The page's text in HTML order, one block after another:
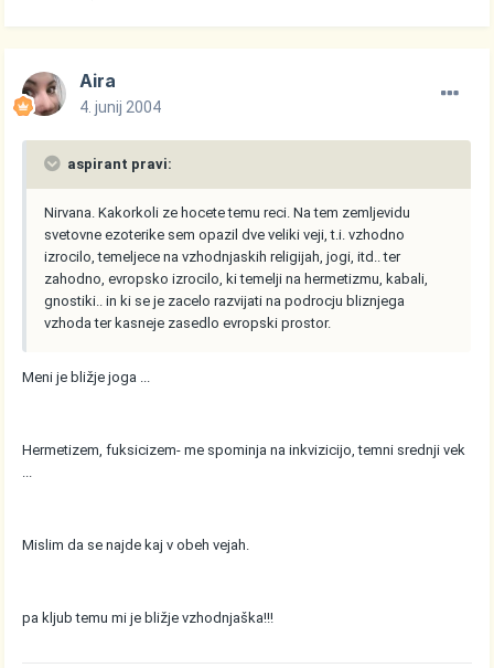
Aira
4. junij 2004
aspirant pravi:
Nirvana. Kakorkoli ze hocete temu reci. Na tem zemljevidu
svetovne ezoterike sem opazil dve veliki veji, t.i. vzhodno
izrocilo, temeljece na vzhodnjaskih religijah, jogi, itd.. ter
zahodno, evropsko izrocilo, ki temelji na hermetizmu, kabali,
gnostiki.. in ki se je zacelo razvijati na podrocju bliznjega
vzhoda ter kasneje zasedlo evropski prostor.
Meni je bližje joga ...
Hermetizem, fuksicizem- me spominja na inkvizicijo, temni srednji vek
Mislim da se najde kaj v obeh vejah.
pa kljub temu mi je bližje vzhodnjaška!!!